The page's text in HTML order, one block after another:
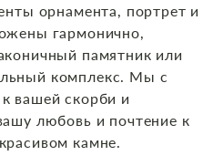
орнамента, портрет и
гармонично,
памятник или
комплекс. Мы с
вашей скорби и
любовь и почтение к
камне.